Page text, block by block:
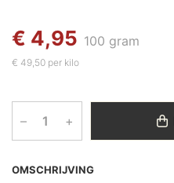
OMSCHRIJVING
€ 4,95 100 gram
€ 49,50 per kilo
– +